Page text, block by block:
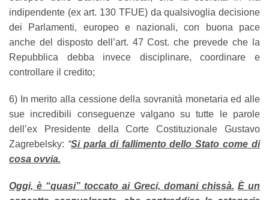
indipendente (ex art. 130 TFUE) da qualsivoglia decisione
dei Parlamenti, europeo e nazionali, con buona pace
anche del disposto dell’art. 47 Cost. che prevede che la
Repubblica debba invece disciplinare, coordinare e
controllare il credito;
6) In merito alla cessione della sovranità monetaria ed alle
sue incredibili conseguenze valgano su tutte le parole
dell’ex Presidente della Corte Costituzionale Gustavo
Zagrebelsky: “Si parla di fallimento dello Stato come di
cosa ovvia.
Oggi, è “quasi” toccato ai Greci, domani chissà. È un